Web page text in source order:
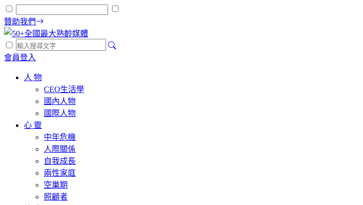
贊助我們
會員登入
人 物
CEO生活學
國內人物
國際人物
心 靈
中年危機
人際關係
自我成長
兩性家庭
空巢期
照顧者